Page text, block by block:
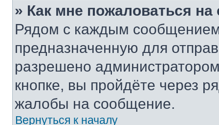
» Как мне пожаловаться
Рядом с каждым сообщением
предназначенную для
разрешено
кнопке, вы пройдёте через
жалобы на сообщение.
Вернуться к началу